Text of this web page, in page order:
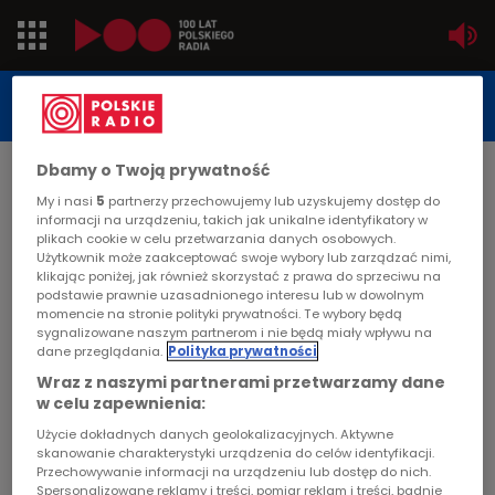
Jedynka
Trójka
Czwórka
PR24
Poland
Dzieci
STUDIO REPORTAŻU
POLSKIEGO RADIA
DATA PUBLIKACJI:
2006-09-06
STRONA GŁÓWNA>ARTYKUŁ
Szansa
STUDIO REPORTAŻU I DOKUMENTU
Dbamy o Twoją prywatność
My i nasi 5 partnerzy przechowujemy lub uzyskujemy dostęp do
informacji na urządzeniu, takich jak unikalne identyfikatory w
plikach cookie w celu przetwarzania danych osobowych.
Użytkownik może zaakceptować swoje wybory lub zarządzać nimi,
klikając poniżej, jak również skorzystać z prawa do sprzeciwu na
podstawie prawnie uzasadnionego interesu lub w dowolnym
momencie na stronie polityki prywatności. Te wybory będą
sygnalizowane naszym partnerom i nie będą miały wpływu na
dane przeglądania. Polityka prywatności
Wraz z naszymi partnerami przetwarzamy dane
w celu zapewnienia:
Użycie dokładnych danych geolokalizacyjnych. Aktywne
skanowanie charakterystyki urządzenia do celów identyfikacji.
Przechowywanie informacji na urządzeniu lub dostęp do nich.
Spersonalizowane reklamy i treści, pomiar reklam i treści, badnie